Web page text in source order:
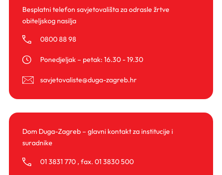
Besplatni telefon savjetovališta za odrasle žrtve
obiteljskog nasilja
0800 88 98
Ponedjeljak – petak: 16.30 - 19.30
savjetovaliste@duga-zagreb.hr
Dom Duga-Zagreb – glavni kontakt za institucije i
suradnike
01 3831 770 , fax. 01 3830 500